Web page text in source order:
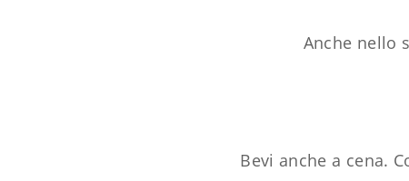
Anche nello
Bevi anche a cena.